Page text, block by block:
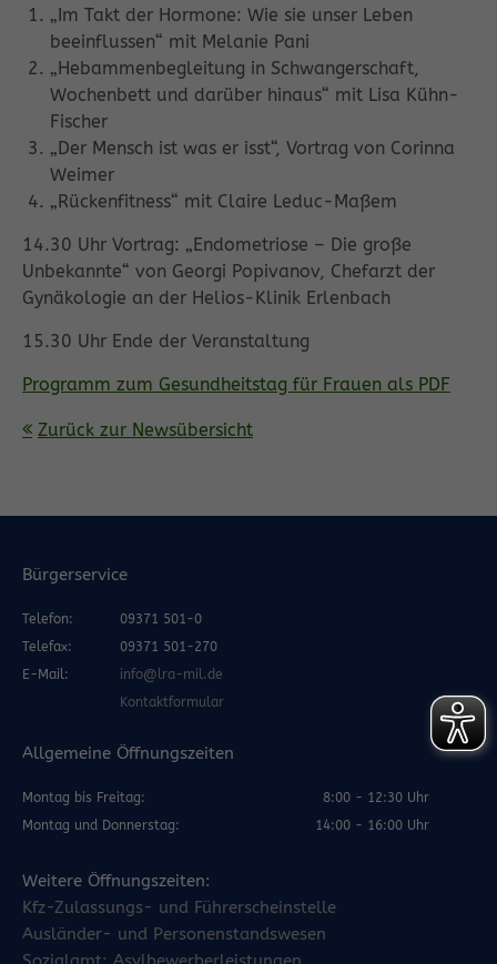
„Im Takt der Hormone: Wie sie unser Leben
beeinflussen“ mit Melanie Pani
„Hebammenbegleitung in Schwangerschaft,
Wochenbett und darüber hinaus“ mit Lisa Kühn-
Fischer
„Der Mensch ist was er isst“, Vortrag von Corinna
Weimer
„Rückenfitness“ mit Claire Leduc-Maßem
14.30 Uhr Vortrag: „Endometriose – Die große
Unbekannte“ von Georgi Popivanov, Chefarzt der
Gynäkologie an der Helios-Klinik Erlenbach
15.30 Uhr Ende der Veranstaltung
Programm zum Gesundheitstag für Frauen als PDF
Zurück zur Newsübersicht
Bürgerservice
Telefon:
09371 501-0
Telefax:
09371 501-270
E-Mail:
info@lra-mil.de
Kontaktformular
Allgemeine Öffnungszeiten
Montag bis Freitag:
8:00 - 12:30 Uhr
Montag und Donnerstag:
14:00 - 16:00 Uhr
Weitere Öffnungszeiten:
Kfz-Zulassungs- und Führerscheinstelle
Ausländer- und Personenstandswesen